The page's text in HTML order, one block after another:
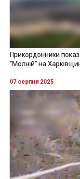
Прикордонники
"Молній" на
07 серпня 2025